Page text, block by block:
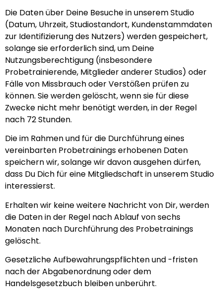
Die Daten über Deine Besuche in unserem Studio
(Datum, Uhrzeit, Studiostandort, Kundenstammdaten
zur Identifizierung des Nutzers) werden gespeichert,
solange sie erforderlich sind, um Deine
Nutzungsberechtigung (insbesondere
Probetrainierende, Mitglieder anderer Studios) oder
Fälle von Missbrauch oder Verstößen prüfen zu
können. Sie werden gelöscht, wenn sie für diese
Zwecke nicht mehr benötigt werden, in der Regel
nach 72 Stunden.
Die im Rahmen und für die Durchführung eines
vereinbarten Probetrainings erhobenen Daten
speichern wir, solange wir davon ausgehen dürfen,
dass Du Dich für eine Mitgliedschaft in unserem Studio
interessierst.
Erhalten wir keine weitere Nachricht von Dir, werden
die Daten in der Regel nach Ablauf von sechs
Monaten nach Durchführung des Probetrainings
gelöscht.
Gesetzliche Aufbewahrungspflichten und -fristen
nach der Abgabenordnung oder dem
Handelsgesetzbuch bleiben unberührt.